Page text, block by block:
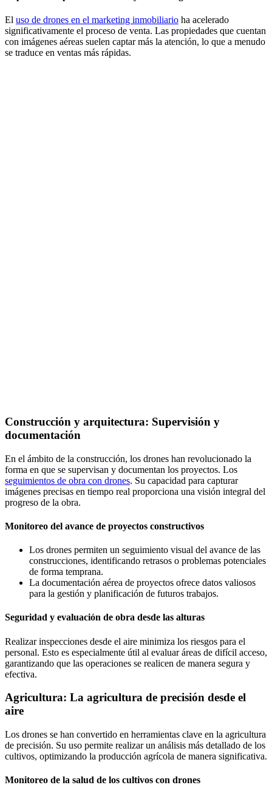
El uso de drones en el marketing inmobiliario ha acelerado
significativamente el proceso de venta. Las propiedades que cuentan
con imágenes aéreas suelen captar más la atención, lo que a menudo
se traduce en ventas más rápidas.
Construcción y arquitectura: Supervisión y
documentación
En el ámbito de la construcción, los drones han revolucionado la
forma en que se supervisan y documentan los proyectos. Los
seguimientos de obra con drones. Su capacidad para capturar
imágenes precisas en tiempo real proporciona una visión integral del
progreso de la obra.
Monitoreo del avance de proyectos constructivos
Los drones permiten un seguimiento visual del avance de las
construcciones, identificando retrasos o problemas potenciales
de forma temprana.
La documentación aérea de proyectos ofrece datos valiosos
para la gestión y planificación de futuros trabajos.
Seguridad y evaluación de obra desde las alturas
Realizar inspecciones desde el aire minimiza los riesgos para el
personal. Esto es especialmente útil al evaluar áreas de difícil acceso,
garantizando que las operaciones se realicen de manera segura y
efectiva.
Agricultura: La agricultura de precisión desde el
aire
Los drones se han convertido en herramientas clave en la agricultura
de precisión. Su uso permite realizar un análisis más detallado de los
cultivos, optimizando la producción agrícola de manera significativa.
Monitoreo de la salud de los cultivos con drones